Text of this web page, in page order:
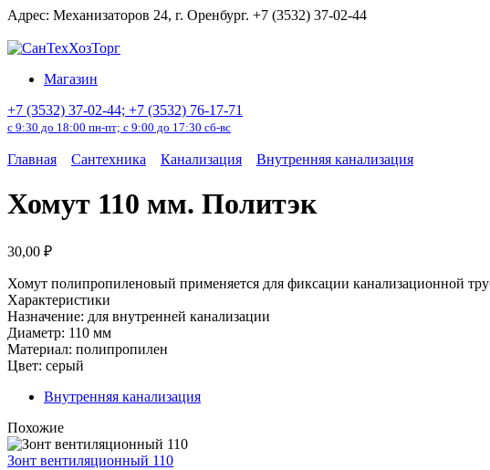
Перейти
содержанию
Адрес: Механизаторов 24, г. Оренбург. +7 (3532) 37-02-44
Магазин
+7 (3532) 37-02-44; +7 (3532) 76-17-71
с 9:30 до 18:00 пн-пт; с 9:00 до 17:30 сб-вс
Главная Сантехника Канализация Внутренняя канализация
Хомут 110 мм. Политэк
30,00 ₽
Хомут полипропиленовый применяется для фиксации канализационной
Характеристики
Назначение: для внутренней канализации
Диаметр: 110 мм
Материал: полипропилен
Цвет: серый
Внутренняя канализация
Похожие
Зонт вентиляционный 110